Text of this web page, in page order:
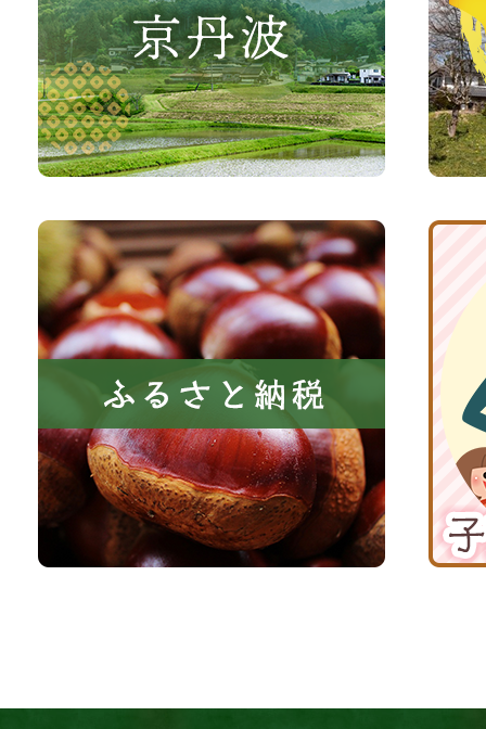
な
さ
い、
森
共
に
い
き
町
京
観
光
サ
イ
ふ
る
さ
と
税
京
波
子
育
て
応
援